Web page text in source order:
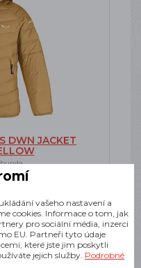
DWN JACKET
vašeho nastavení a
cookies. Informace o tom, jak
pro sociální média, inzerci
EU. Partneři tyto údaje
které jste jim poskytli
jejich služby. Podrobné